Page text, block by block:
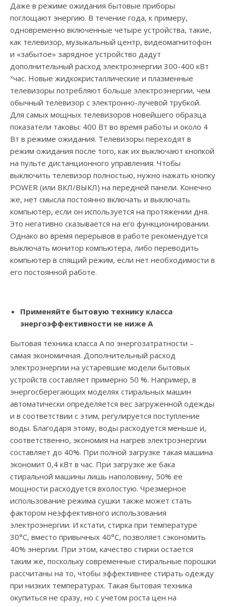
Даже в режиме ожидания бытовые приборы
поглощают энергию. В течение года, к примеру,
одновременно включенные четыре устройства, такие,
как телевизор, музыкальный центр, видеомагнитофон
и «забытое» зарядное устройство дадут
дополнительный расход электроэнергии 300-400 кВт
˟час. Новые жидкокристаллические и плазменные
телевизоры потребляют больше электроэнергии, чем
обычный телевизор с электронно-лучевой трубкой.
Для самых мощных телевизоров новейшего образца
показатели таковы: 400 Вт во время работы и около 4
Вт в режиме ожидания. Телевизоры переходят в
режим ожидания после того, как их выключают кнопкой
на пульте дистанционного управления. Чтобы
выключить телевизор полностью, нужно нажать кнопку
POWER (или ВКЛ/ВЫКЛ) на передней панели. Конечно
же, нет смысла постоянно включать и выключать
компьютер, если он используется на протяжении дня.
Это негативно сказывается на его функционировании.
Однако во время перерывов в работе рекомендуется
выключать монитор компьютера, либо переводить
компьютер в спящий режим, если нет необходимости в
его постоянной работе.
Применяйте бытовую технику класса
энергоэффективности не ниже А
Бытовая техника класса А по энергозатратности –
самая экономичная. Дополнительный расход
электроэнергии на устаревшие модели бытовых
устройств составляет примерно 50 %. Например, в
энергосберегающих моделях стиральных машин
автоматически определяется вес загруженной одежды
и в соответствии с этим, регулируется поступление
воды. Благодаря этому, воды расходуется меньше и,
соответственно, экономия на нагрев электроэнергии
составляет до 40%. При полной загрузке такая машина
экономит 0,4 кВт в час. При загрузке же бака
стиральной машины лишь наполовину, 50% ее
мощности расходуется вхолостую. Чрезмерное
использование режима сушки также может стать
фактором неэффективного использования
электроэнергии. И кстати, стирка при температуре
30°С, вместо привычных 40°С, позволяет сэкономить
40% энергии. При этом, качество стирки остается
таким же, поскольку современные стиральные порошки
рассчитаны на то, чтобы эффективнее стирать одежду
при низких температурах. Такая бытовая техника
окупиться не сразу, но с учетом роста цен на